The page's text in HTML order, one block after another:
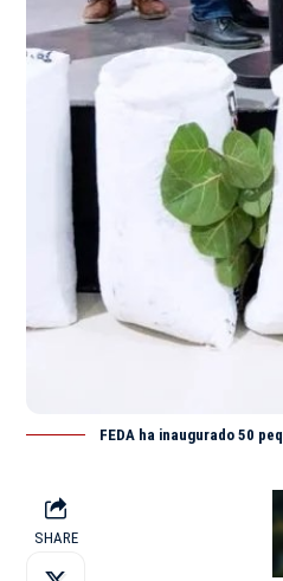
FEDA ha inaugurado 50
SHARE